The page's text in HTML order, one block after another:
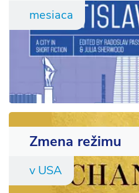
mesiaca
Zmena režimu
v USA